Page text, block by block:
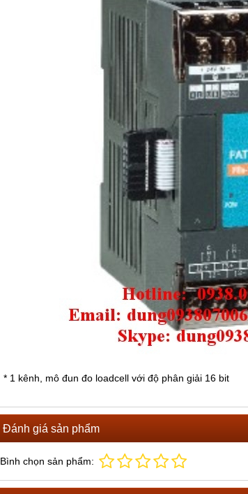
* 1 kênh, mô đun đo loadcell với độ phân giải 16 bit
Đánh giá sản phẩm
Bình chọn sản phẩm: